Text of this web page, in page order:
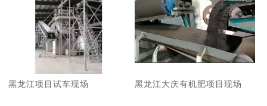
黑龙江项目试车现场 黑龙江大庆有机肥项目现场